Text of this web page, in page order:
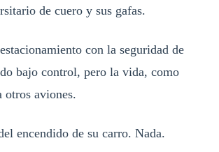
de cuero y sus gafas.
con la seguridad de
bajo control, pero la vida, como
otros aviones.
encendido de su carro. Nada.